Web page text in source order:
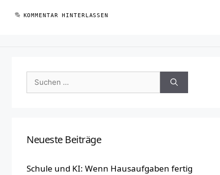
KOMMENTAR HINTERLASSEN
Suchen
nach:
Neueste Beiträge
Schule und KI: Wenn Hausaufgaben fertig